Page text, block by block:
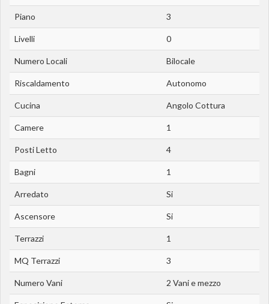
Piano 3
Livelli 0
Numero Locali Bilocale
Riscaldamento Autonomo
Cucina Angolo Cottura
Camere 1
Posti Letto 4
Bagni 1
Arredato Si
Ascensore Si
Terrazzi 1
MQ Terrazzi 3
Numero Vani 2 Vani e mezzo